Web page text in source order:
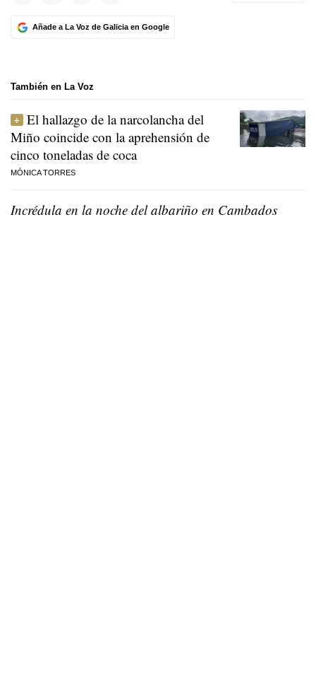
Añade a La Voz de Galicia en Google
También en La Voz
El hallazgo de la narcolancha del
Miño coincide con la aprehensión de
cinco toneladas de coca
MÓNICA TORRES
Incrédula en la noche del albariño en Cambados